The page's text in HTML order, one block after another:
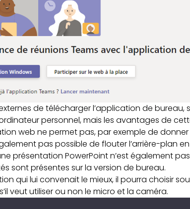
de télécharger l’application de bureau,
personnel, mais les avantages de
web ne permet pas, par exemple de
pas possible de flouter l’arrière-plan
présentation PowerPoint n’est également
sont présentes sur la version de bureau.
qui lui convenait le mieux, il pourra choisir
veut utiliser ou non le micro et la caméra.